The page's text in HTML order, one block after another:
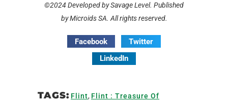
©2024 Developed by Savage Level. Published
by Microids SA. All rights reserved.
Facebook
Twitter
LinkedIn
TAGS: Flint, Flint : Treasure Of